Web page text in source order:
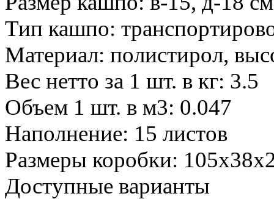
Тип кашпо:
Материал: полистирол,
Вес нетто за 1 шт. в кг: 3.5
Объем 1 шт. в м3: 0.047
Наполнение: 15 листов
Размеры коробки:
Доступные варианты